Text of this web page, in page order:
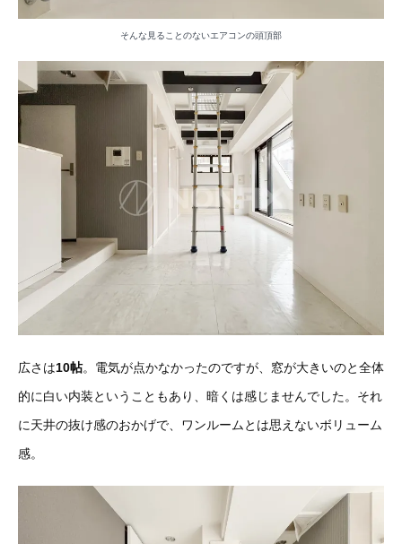
そんな見ることのないエアコンの頭頂部
広さは10帖。電気が点かなかったのですが、窓が大きいのと全体
的に白い内装ということもあり、暗くは感じませんでした。それ
に天井の抜け感のおかげで、ワンルームとは思えないボリューム
感。